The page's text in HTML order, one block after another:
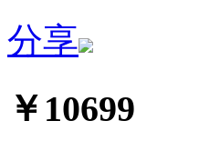
分享
￥10699